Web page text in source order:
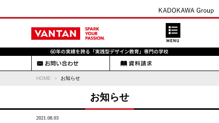
HOME お知らせ
お知らせ
2021.08.03